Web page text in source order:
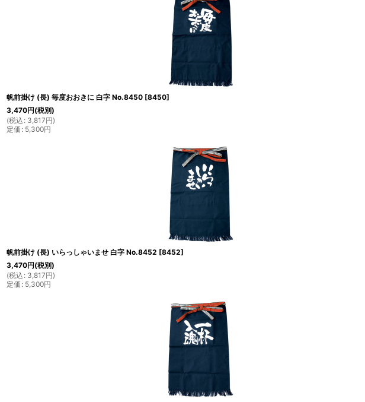
帆前掛け (長) 毎度おおきに 白字 No.8450 [8450]
3,470円(税別)
(税込 : 3,817円)
定価 : 5,300円
帆前掛け (長) いらっしゃいませ 白字 No.8452 [8452]
3,470円(税別)
(税込 : 3,817円)
定価 : 5,300円